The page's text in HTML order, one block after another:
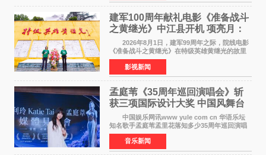
颠覆性突破。活动
建军100周年献礼电影《准备战斗
之黄继光》中江县开机 项亮月：
以光影为笔，书写英雄赞歌
2026年8月1日，建军99周年之际，院线电影
《准备战斗之黄继光》在特级英雄黄继光的故里
——四川省德阳市中江县黄继光出生地正式开
机。本片出品人、总制片人项亮月主持开机仪
式，&zwnj;特级英雄
影视新闻
孟庭苇《35周年巡回演唱会》斩
获三项国际设计大奖 中国风舞台
美学获全球认可
中国娱乐网讯www yule com cn 华语乐坛
知名歌手孟庭苇孟里花落知多少35周年巡回演唱
会再传喜讯。该演唱会先后荣获美国MUSE
Creative Awards白金奖（Platinum Winner）、
英国London Design
音乐新闻